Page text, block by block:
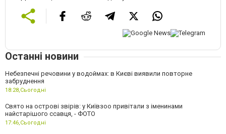
Останні новини
Небезпечні речовини у водоймах: в Києві виявили повторне
забруднення
18:28, Сьогодні
Свято на острові звірів: у Київзоо привітали з іменинами
найстарішого ссавця, - ФОТО
17:46, Сьогодні